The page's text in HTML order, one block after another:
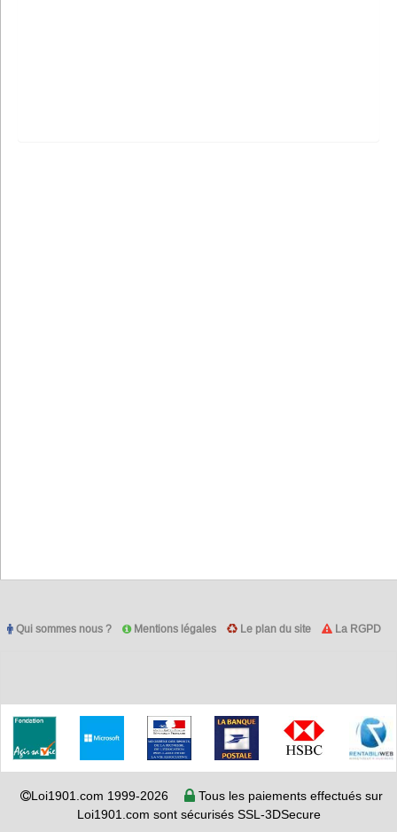
Qui sommes nous ? Mentions légales Le plan du site La RGPD
Loi1901.com 1999-2026
Tous les paiements effectués sur
Loi1901.com sont sécurisés SSL-3DSecure